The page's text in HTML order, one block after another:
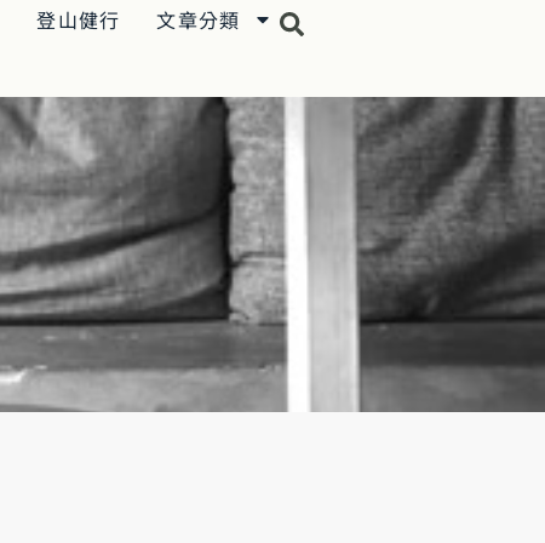
登山健行 文章分類